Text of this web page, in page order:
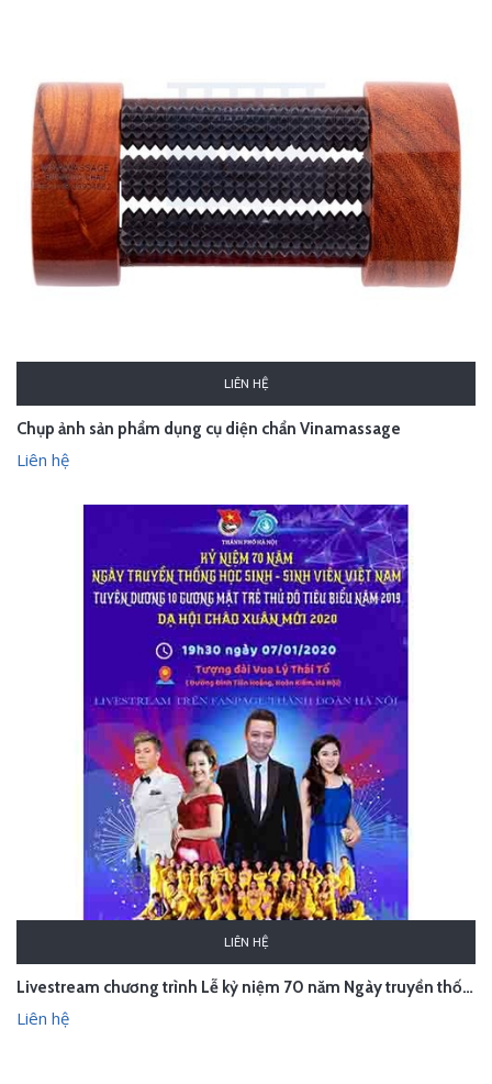
LIÊN HỆ
Chụp ảnh sản phẩm dụng cụ diện chẩn Vinamassage
Liên hệ
LIÊN HỆ
Livestream chương trình Lễ kỷ niệm 70 năm Ngày truyền thống Học sinh - Sinh viên
Liên hệ